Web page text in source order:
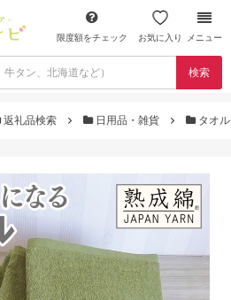
限度額をチェック お気に入り メニュー
検索
返礼品検索 日用品・雑貨 タオ